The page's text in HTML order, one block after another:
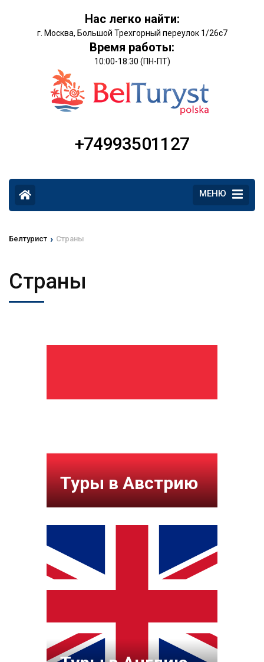
Нас легко найти:
г. Москва, Большой Трехгорный переулок 1/26с7
Время работы:
10:00-18:30 (ПН-ПТ)
+74993501127
МЕНЮ
Белтурист › Страны
Страны
Туры в Австрию